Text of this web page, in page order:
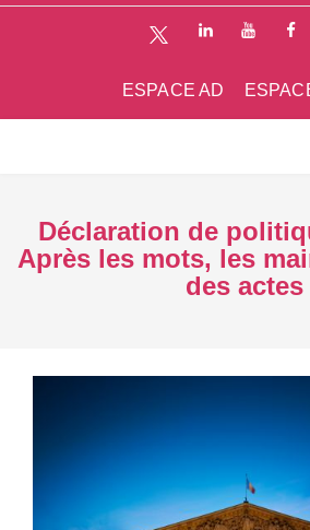
ESPACE AD
Déclaration de
Après les mots, les
des actes